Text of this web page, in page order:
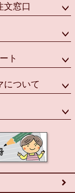
窓口
ト
ついて